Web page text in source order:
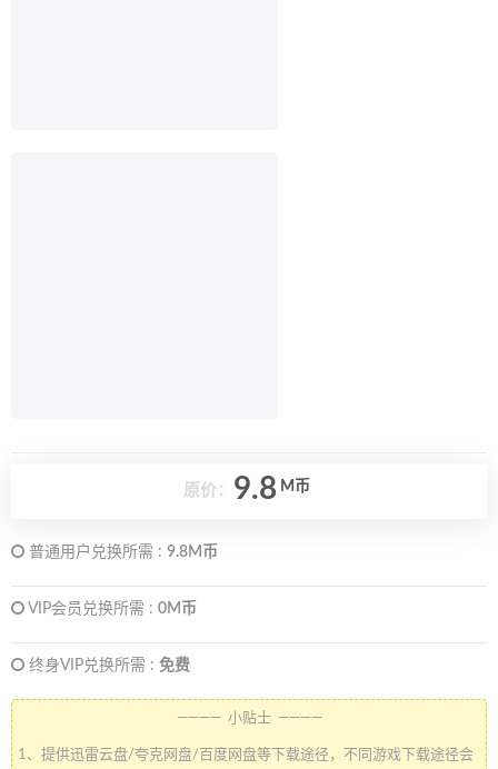
原价： 9.8 M币
普通用户兑换所需 : 9.8M币
VIP会员兑换所需 : 0M币
终身VIP兑换所需 : 免费
———— 小贴士 ————
1、提供迅雷云盘/夸克网盘/百度网盘等下载途径，不同游戏下载途径会